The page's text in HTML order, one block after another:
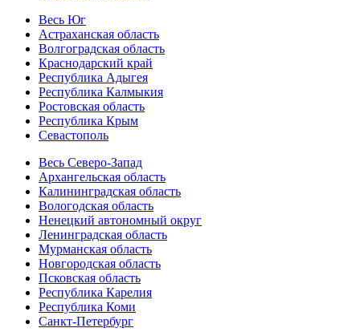
Весь Юг
Астраханская область
Волгоградская область
Краснодарский край
Республика Адыгея
Республика Калмыкия
Ростовская область
Республика Крым
Севастополь
Весь Северо-Запад
Архангельская область
Калининградская область
Вологодская область
Ненецкий автономный округ
Ленинградская область
Мурманская область
Новгородская область
Псковская область
Республика Карелия
Республика Коми
Санкт-Петербург